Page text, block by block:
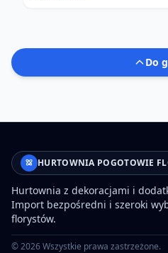
Do
HURTOWNIA POGOTOWIE
Hurtownia z dekoracjami i
Import bezpośredni i szeroki
florystów.
©2026Wszystkie prawa zastrzeżone.